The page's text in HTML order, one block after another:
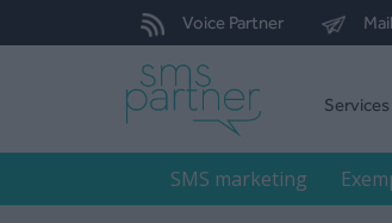
Voice Partner
Services
SMS marketing